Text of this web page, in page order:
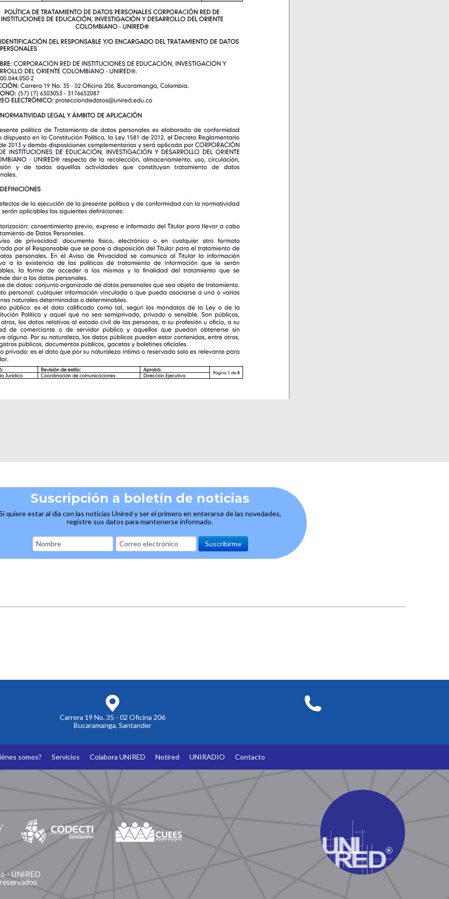
Divulgación
Agenda U
UNIRED online
UNIRED v-Library
Suscripción a boletín de noticias
quiere estar al día con las noticias Unired y ser el primero en enterarse de las novedades,
registre sus datos para mantenerse informado.
Carrera 19 No. 35 - 02 Oficina 206
Bucaramanga, Santander
somos? Servicios Colabora UNIRED Notired UNIRADIO Contacto
- UNIRED